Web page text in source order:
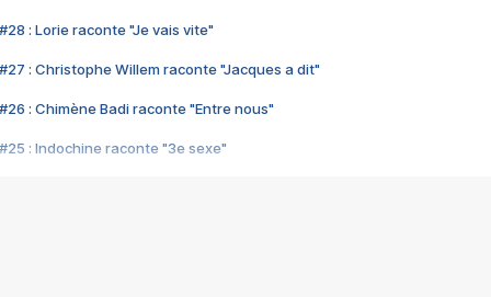
#28 : Lorie raconte "Je vais vite"
#27 : Christophe Willem raconte "Jacques a dit"
#26 : Chimène Badi raconte "Entre nous"
#25 : Indochine raconte "3e sexe"